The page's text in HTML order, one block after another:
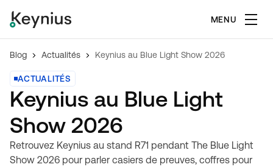
MENU
Blog Actualités Keynius au Blue Light Show 2026
ACTUALITÉS
Keynius au Blue Light
Show 2026
Retrouvez Keynius au stand R71 pendant The Blue Light
Show 2026 pour parler casiers de preuves, coffres pour